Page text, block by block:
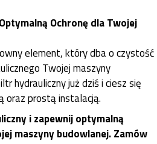
Ochronę dla Twojej
element, który dba o czystość
Twojej maszyny
hydrauliczny już dziś i ciesz się
oraz prostą instalacją.
i zapewnij optymalną
maszyny budowlanej. Zamów